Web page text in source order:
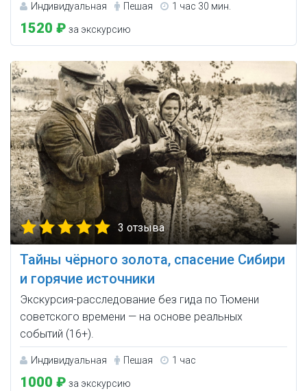
Индивидуальная Пешая 1 час 30 мин.
1520 ₽ за экскурсию
3 отзыва
Тайны чёрного золота, спасение Сибири
и горячие источники
Экскурсия-расследование без гида по Тюмени
советского времени — на основе реальных
событий (16+).
Индивидуальная Пешая 1 час
1000 ₽ за экскурсию